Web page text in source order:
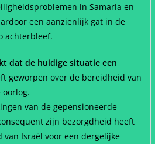
in Samaria en
een aanzienlijk gat in de
achterbleef.
dat de huidige situatie een
geworpen over de bereidheid van
oorlog.
van de gepensioneerde
zijn bezorgdheid heeft
Israël voor een dergelijke